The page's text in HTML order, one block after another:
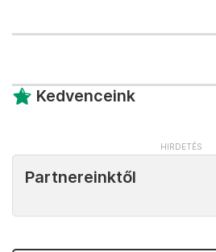
Kedvenceink
Partnereinktől